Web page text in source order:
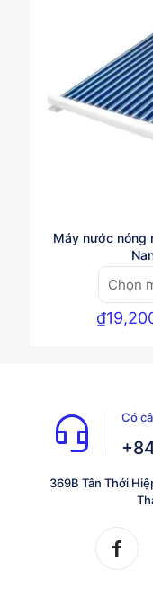
Máy nước nóng
₫
Có
369B Tân Thới